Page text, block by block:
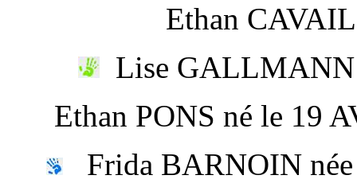
Ethan CAVAILLE
Lise
Ethan PONS né le
Frida BARNOIN